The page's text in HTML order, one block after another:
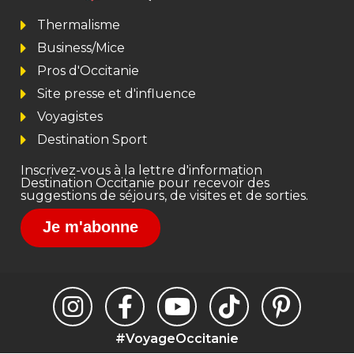
Thermalisme
Business/Mice
Pros d'Occitanie
Site presse et d'influence
Voyagistes
Destination Sport
Inscrivez-vous à la lettre d'information
Destination Occitanie pour recevoir des
suggestions de séjours, de visites et de sorties.
Je m'abonne
#VoyageOccitanie